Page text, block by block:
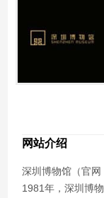
网站介绍
深圳博物馆（官
1981年，深圳博